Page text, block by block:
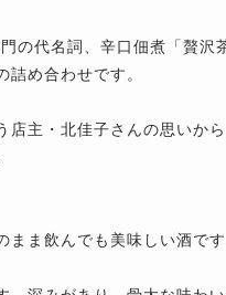
の代名詞、辛口佃煮「贅沢
め合わせです。
店主・北佳子さんの思いか
ま飲んでも美味しい酒で